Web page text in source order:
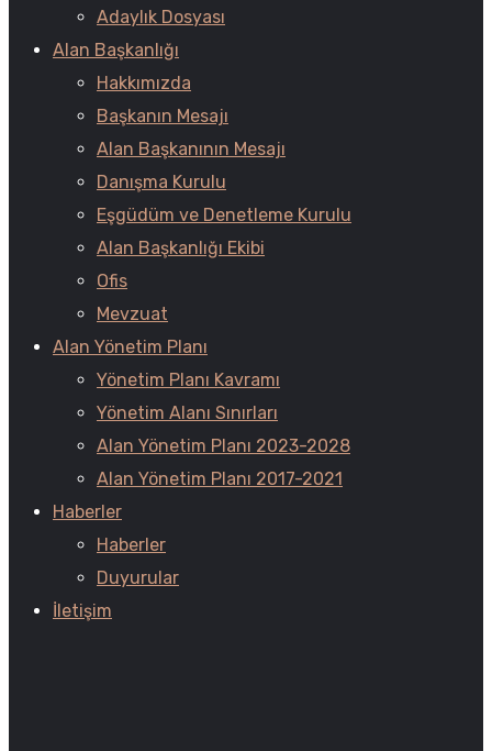
Adaylık Dosyası
Alan Başkanlığı
Hakkımızda
Başkanın Mesajı
Alan Başkanının Mesajı
Danışma Kurulu
Eşgüdüm ve Denetleme Kurulu
Alan Başkanlığı Ekibi
Ofis
Mevzuat
Alan Yönetim Planı
Yönetim Planı Kavramı
Yönetim Alanı Sınırları
Alan Yönetim Planı 2023-2028
Alan Yönetim Planı 2017-2021
Haberler
Haberler
Duyurular
İletişim